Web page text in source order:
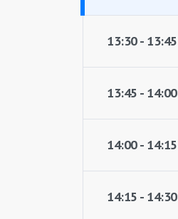
13:30 - 13:45
13:45 - 14:00
14:00 - 14:15
14:15 - 14:30